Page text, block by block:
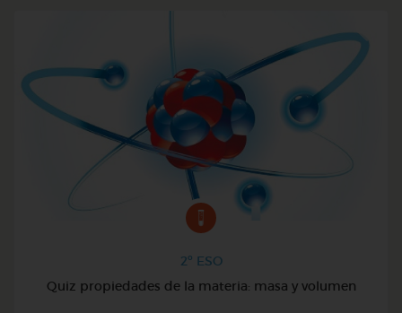
2º ESO
Quiz propiedades de la materia: masa y volumen